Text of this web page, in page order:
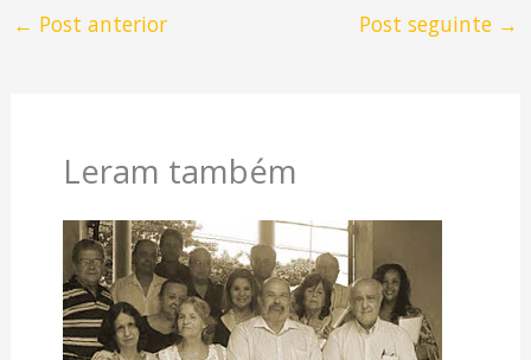
← Post anterior Post seguinte →
Leram também